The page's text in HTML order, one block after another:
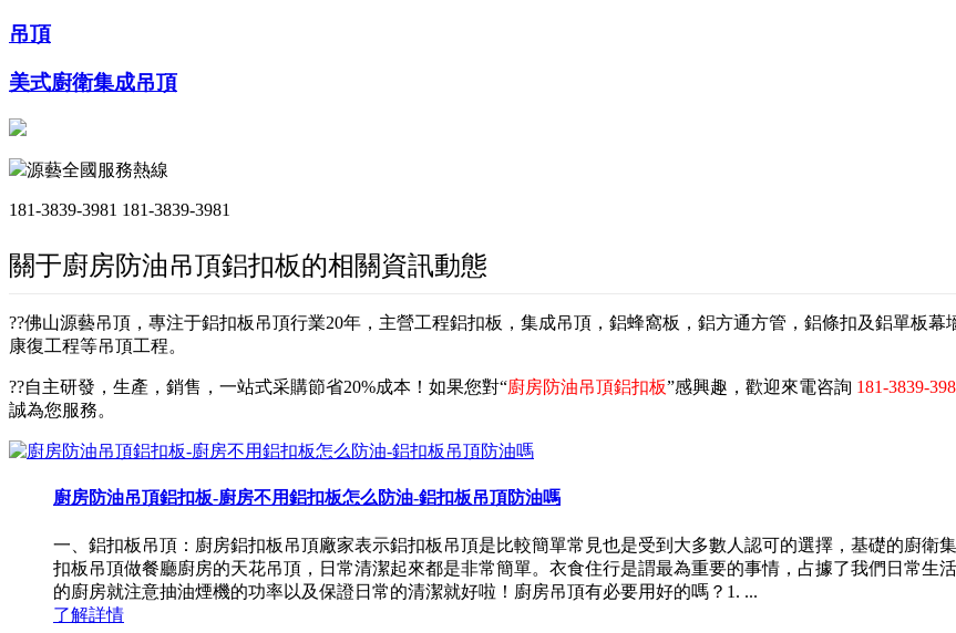
吊頂
美式廚衛集成吊頂
源藝全國服務熱線
181-3839-3981 181-3839-3981
關于廚房防油吊頂鋁扣板的相關資訊動態
??佛山源藝吊頂，專注于鋁扣板吊頂行業20年，主營工程鋁扣板，集成吊頂，鋁蜂窩板，鋁方通方管，鋁條扣及鋁單板
康復工程等吊頂工程。
??自主研發，生產，銷售，一站式采購節省20%成本！如果您對“廚房防油吊頂鋁扣板”感興趣，歡迎來電咨詢 181-3839-
誠為您服務。
廚房防油吊頂鋁扣板-廚房不用鋁扣板怎么防油-鋁扣板吊頂防油嗎
一、鋁扣板吊頂：廚房鋁扣板吊頂廠家表示鋁扣板吊頂是比較簡單常見也是受到大多數人認可的選擇，基礎的廚衛
扣板吊頂做餐廳廚房的天花吊頂，日常清潔起來都是非常簡單。衣食住行是謂最為重要的事情，占據了我們日常生
的廚房就注意抽油煙機的功率以及保證日常的清潔就好啦！廚房吊頂有必要用好的嗎？1. ...
了解詳情